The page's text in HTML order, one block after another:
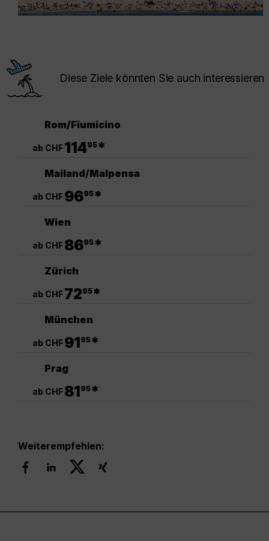
Diese Ziele könnten Sie auch interessieren
Rom/Fiumicino
ab CHF11495*
Mailand/Malpensa
ab CHF9695*
Wien
ab CHF8695*
Zürich
ab CHF7295*
München
ab CHF9195*
Prag
ab CHF8195*
Weiterempfehlen: